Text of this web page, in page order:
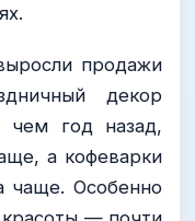
продажи
декор
чем год назад,
а кофеварки
Особенно